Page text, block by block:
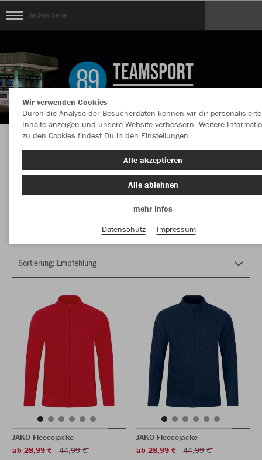
Jacken Serie
Herzlich Willkommen im Teamshop Jacken
Serie
JAKO Fleecejacke
ab 28,99 €
44,99 €
JAKO Fleecejacke
ab 28,99 €
44,99 €
Wir verwenden Cookies
Durch die Analyse der Besucherdaten können wir dir personalisierte
Inhalte anzeigen und unsere Website verbessern. Weitere
zu den Cookies findest Du in den Einstellungen.
Alle akzeptieren
Alle ablehnen
mehr Infos
Datenschutz
Impressum